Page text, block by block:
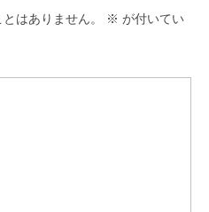
はありません。 ※ が付いてい